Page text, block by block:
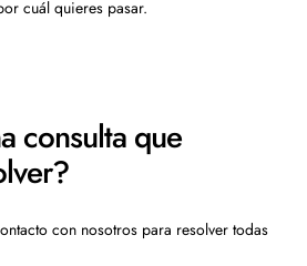
cuál quieres pasar.
consulta que
con nosotros para resolver todas